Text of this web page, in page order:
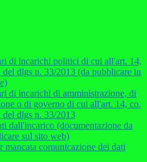
di incarichi politici di cui all'art. 14,
del dlgs n. 33/2013 (da pubblicare in
di incarichi di amministrazione, di
o di governo di cui all'art. 14, co.
del dlgs n. 33/2013
dall'incarico (documentazione da
sul sito web)
mancata comunicazione dei dati